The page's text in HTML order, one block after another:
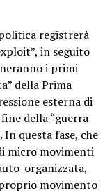
registrerà
in seguito
i primi
della Prima
esterna di
della “guerra
questa fase, che
micro movimenti
organizzata,
movimento